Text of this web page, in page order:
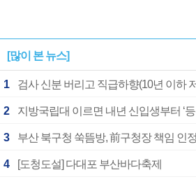
[많이 본 뉴스]
1
2 지방국립대 이르면 내년 신입생부터 ‘
3 부산 북구청 쑥뜸방, 前구청장 책임 인
4 [도청도설] 다대포 부산바다축제